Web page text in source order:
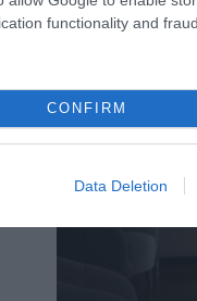
functionality and
CONFIRM
Data Deletion